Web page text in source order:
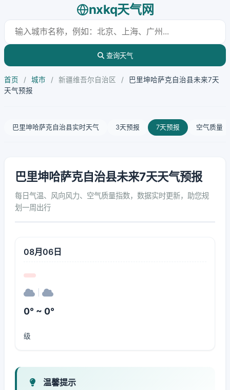
nxkq天气网
查询天气
首页 / 城市 / 新疆维吾尔自治区 /
巴里坤哈萨克自治县未来7天
天气预报
巴里坤哈萨克自治县实时天气 3天预报 7天预报 空气质量
巴里坤哈萨克自治县未来7天天气预报
每日气温、风向风力、空气质量指数，数据实时更新，助您规
划一周出行
08月06日
0° ~ 0°
级
温馨提示